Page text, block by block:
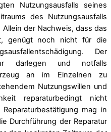
Nutzungsausfalls seines
des Nutzungsausfalls
der Nachweis, dass das
genügt noch nicht für die
Der
darlegen und notfalls
an im Einzelnen zu
Nutzungswillen und
reparaturbedingt nicht
mag in
Durchführung der Reparatur